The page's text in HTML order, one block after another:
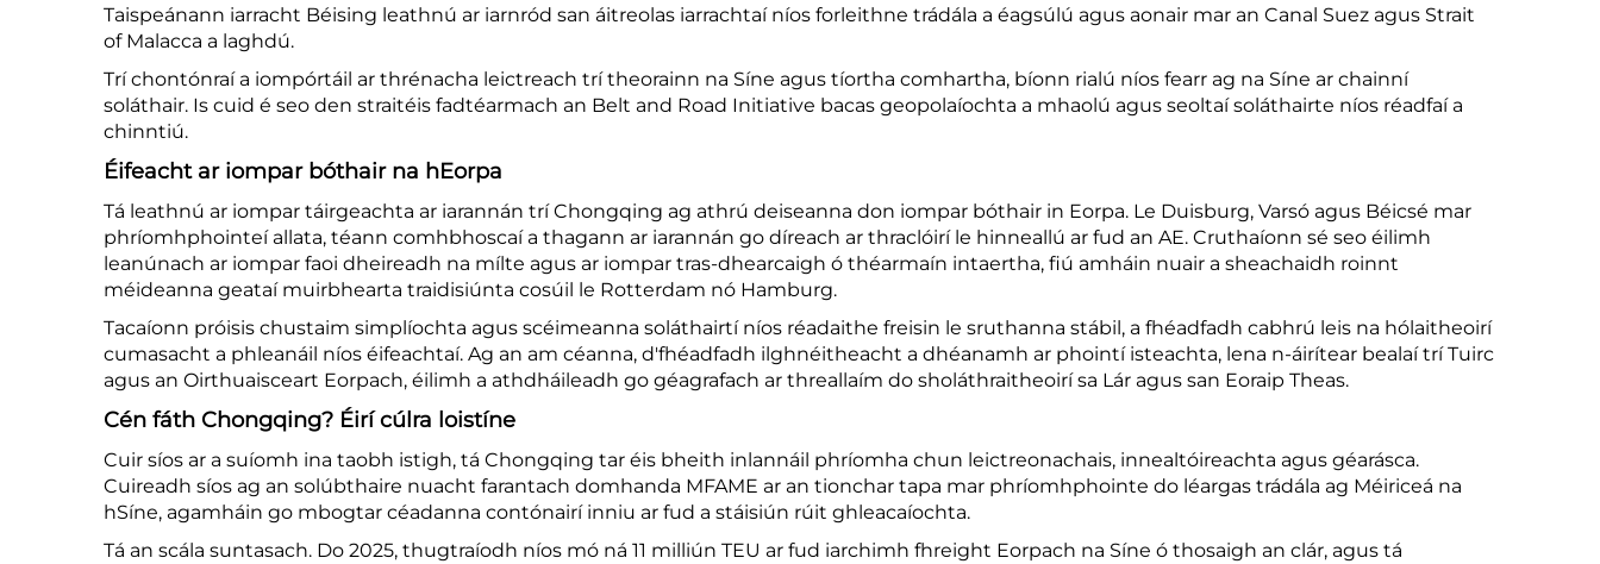
Taispeánann iarracht Béising leathnú ar iarnród san áitreolas iarrachtaí níos forleithne trádála a éagsúlú agus aonair mar an Canal Suez agus Strait
of Malacca a laghdú.
Trí chontónraí a iompórtáil ar thrénacha leictreach trí theorainn na Síne agus tíortha comhartha, bíonn rialú níos fearr ag na Síne ar chainní
soláthair. Is cuid é seo den straitéis fadtéarmach an Belt and Road Initiative bacas geopolaíochta a mhaolú agus seoltaí soláthairte níos réadfaí a
chinntiú.
Éifeacht ar iompar bóthair na hEorpa
Tá leathnú ar iompar táirgeachta ar iarannán trí Chongqing ag athrú deiseanna don iompar bóthair in Eorpa. Le Duisburg, Varsó agus Béicsé mar
phríomhphointeí allata, téann comhbhoscaí a thagann ar iarannán go díreach ar thraclóirí le hinneallú ar fud an AE. Cruthaíonn sé seo éilimh
leanúnach ar iompar faoi dheireadh na mílte agus ar iompar tras-dhearcaigh ó théarmaín intaertha, fiú amháin nuair a sheachaidh roinnt
méideanna geataí muirbhearta traidisiúnta cosúil le Rotterdam nó Hamburg.
Tacaíonn próisis chustaim simplíochta agus scéimeanna soláthairtí níos réadaithe freisin le sruthanna stábil, a fhéadfadh cabhrú leis na hólaitheoirí
cumasacht a phleanáil níos éifeachtaí. Ag an am céanna, d'fhéadfadh ilghnéitheacht a dhéanamh ar phointí isteachta, lena n-áirítear bealaí trí Tuirc
agus an Oirthuaisceart Eorpach, éilimh a athdháileadh go géagrafach ar threallaím do sholáthraitheoirí sa Lár agus san Eoraip Theas.
Cén fáth Chongqing? Éirí cúlra loistíne
Cuir síos ar a suíomh ina taobh istigh, tá Chongqing tar éis bheith inlannáil phríomha chun leictreonachais, innealtóireachta agus géarásca.
Cuireadh síos ag an solúbthaire nuacht farantach domhanda MFAME ar an tionchar tapa mar phríomhphointe do léargas trádála ag Méiriceá na
hSíne, agamháin go mbogtar céadanna contónairí inniu ar fud a stáisiún rúit ghleacaíochta.
Tá an scála suntasach. Do 2025, thugtraíodh níos mó ná 11 milliún TEU ar fud iarchimh fhreight Eorpach na Síne ó thosaigh an clár, agus tá